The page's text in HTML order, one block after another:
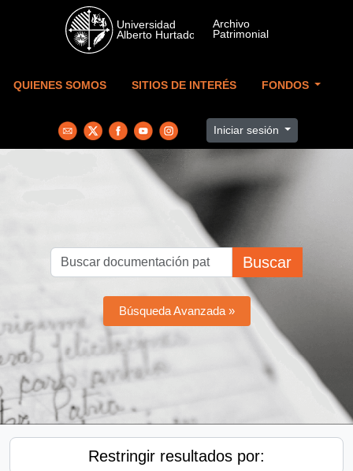
Skip to main content
QUIENES SOMOS SITIOS DE INTERÉS FONDOS
Iniciar sesión
Buscar
Búsqueda Avanzada »
Restringir resultados por: